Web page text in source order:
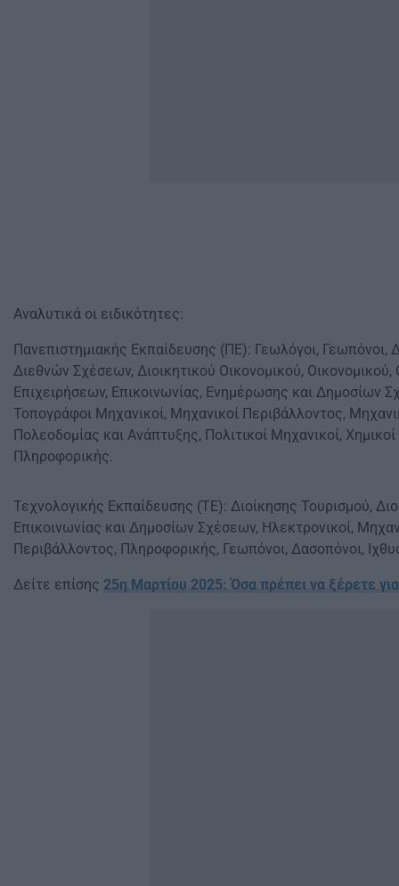
Αναλυτικά οι ειδικότητες:
Πανεπιστημιακής Εκπαίδευσης (ΠΕ): Γεωλόγοι, Γεωπόνοι,
Διεθνών Σχέσεων, Διοικητικού Οικονομικού,
Επιχειρήσεων, Επικοινωνίας, Ενημέρωσης και Δημοσίων
Τοπογράφοι Μηχανικοί, Μηχανικοί Περιβάλλοντος,
Πολεοδομίας και Ανάπτυξης, Πολιτικοί Μηχανικοί,
Πληροφορικής.​
Τεχνολογικής Εκπαίδευσης (ΤΕ): Διοίκησης Τουρισμού,
Επικοινωνίας και Δημοσίων Σχέσεων, Ηλεκτρονικοί,
Περιβάλλοντος, Πληροφορικής, Γεωπόνοι, Δασοπόνοι,
Δείτε επίσης 25η Μαρτίου 2025: Όσα πρέπει να ξέρετε